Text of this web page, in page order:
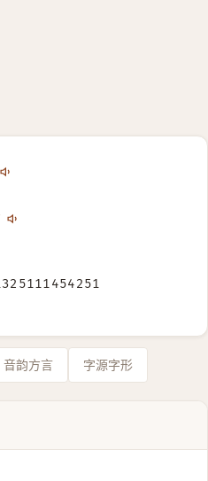
音韵方言 字源字形